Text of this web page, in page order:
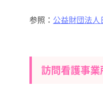
参照： 公益財団法
訪問看護事業